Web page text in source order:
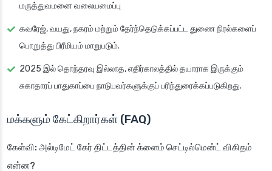
மருத்துவமனை வலையமைப்பு
கவரேஜ், வயது, நகரம் மற்றும் தேர்ந்தெடுக்கப்பட்ட துணை நிரல்களைப்
பொறுத்து பிரீமியம் மாறுபடும்.
2025 இல் தொந்தரவு இல்லாத, எதிர்காலத்தில் தயாராக இருக்கும்
சுகாதாரப் பாதுகாப்பை நாடுபவர்களுக்குப் பரிந்துரைக்கப்படுகிறது.
மக்களும் கேட்கிறார்கள் (FAQ)
கேள்வி: அல்டிமேட் கேர் திட்டத்தின் க்ளைம் செட்டில்மென்ட் விகிதம்
என்ன?